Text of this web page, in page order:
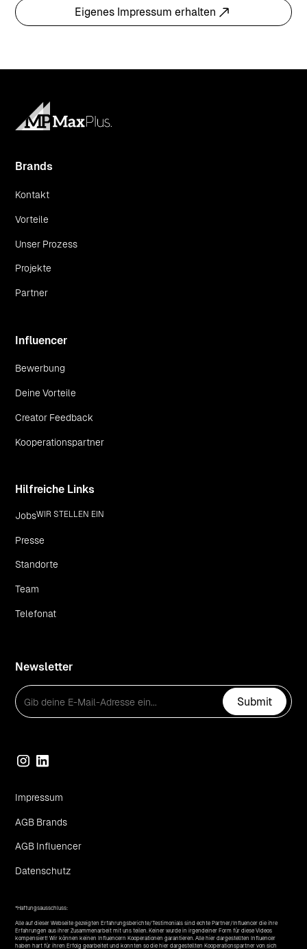
Eigenes Impressum erhalten
Brands
Kontakt
Vorteile
Unser Prozess
Projekte
Partner
Influencer
Bewerbung
Deine Vorteile
Creator Feedback
Kooperationspartner
Hilfreiche Links
JobsWIR STELLEN EIN
Presse
Standorte
Team
Telefonat
Newsletter
Impressum
AGB Brands
AGB Influencer
Datenschutz
*Haftungsausschluss:
Alle auf dieser Webseite gezeigten Erfahrungsberichte/Testimonials sind echte Partner/Influencer die ihre
Erfahrungen aus ihrer Zusammenarbeit mit uns teilen. Keiner wurde in irgendeiner Form für diese Videos
kompensiert! Wir können keinen Influencern Kooperationen garantieren. Alle hier dargestellten Influencer
haben hart für ihren Erfolg gearbeitet und konnten so die hier dargestellten Kooperationspartner von sich